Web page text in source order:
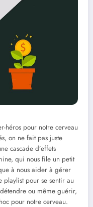
héros pour notre cerveau
on ne fait pas juste
cascade d’effets
qui nous file un petit
à nous aider à gérer
pour se sentir au
ou même guérir,
pour notre cerveau.